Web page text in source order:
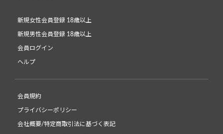
新規女性会員登録 18歳以上
新規男性会員登録 18歳以上
会員ログイン
ヘルプ
会員規約
プライバシーポリシー
会社概要/特定商取引法に基づく表記